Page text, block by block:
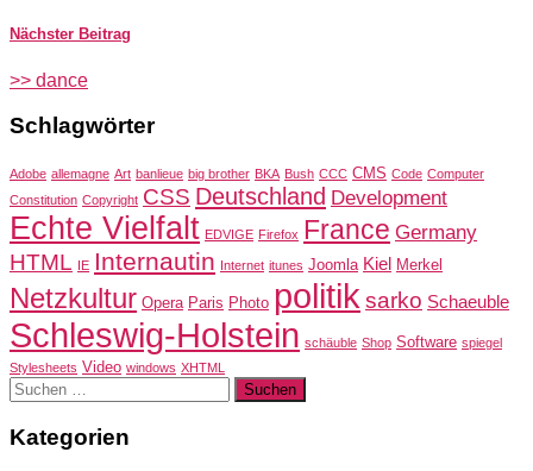
Nächster Beitrag
>> dance
Schlagwörter
Adobe allemagne Art banlieue big brother BKA Bush CCC CMS Code Computer
Constitution Copyright CSS Deutschland Development
Echte Vielfalt EDVIGE Firefox France Germany
HTML IE Internautin Internet itunes Joomla Kiel Merkel
Netzkultur Opera Paris Photo politik sarko Schaeuble
Schleswig-Holstein schäuble Shop Software spiegel
Stylesheets Video windows XHTML
Suchen
nach:
Kategorien